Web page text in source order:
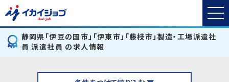
静岡県「伊豆の国市」「伊東市」「藤枝市」製造・工場派遣社
員 派遣社員 の求人情報